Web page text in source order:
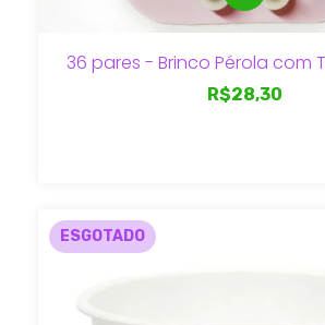
36 pares - Brinco Pérola com
R$28,30
ESGOTADO